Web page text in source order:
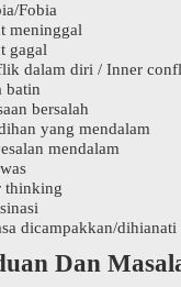
Fobia
meninggal
gagal
dalam diri / Inner
batin
bersalah
yang mendalam
mendalam
thinking
dicampakkan/dihianati
Dan